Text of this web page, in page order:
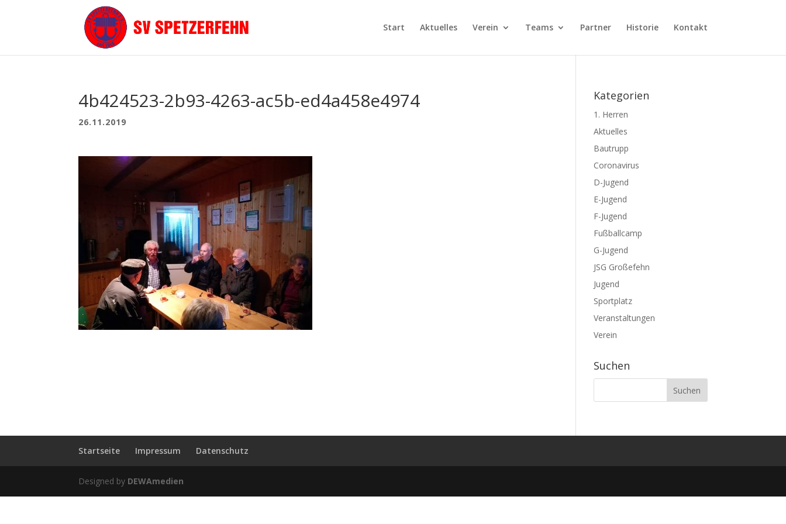
Start Aktuelles Verein Teams Partner Historie Kontakt
4b424523-2b93-4263-ac5b-ed4a458e4974
26.11.2019
Kategorien
1. Herren
Aktuelles
Bautrupp
Coronavirus
D-Jugend
E-Jugend
F-Jugend
Fußballcamp
G-Jugend
JSG Großefehn
Jugend
Sportplatz
Veranstaltungen
Verein
Suchen
Startseite Impressum Datenschutz
Designed by DEWAmedien